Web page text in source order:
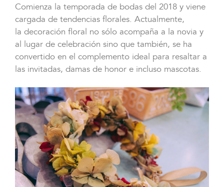
Comienza la temporada de bodas del 2018 y viene
cargada de tendencias florales. Actualmente,
la decoración floral no sólo acompaña a la novia y
al lugar de celebración sino que también, se ha
convertido en el complemento ideal para resaltar a
las invitadas, damas de honor e incluso mascotas.